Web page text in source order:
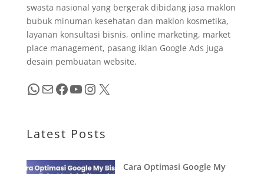
swasta nasional yang bergerak dibidang jasa maklon
bubuk minuman kesehatan dan maklon kosmetika,
layanan konsultasi bisnis, online marketing, market
place management, pasang iklan Google Ads juga
desain pembuatan website.
WhatsApp Mail Facebook YouTube InstagramX
Latest Posts
Cara Optimasi Google My